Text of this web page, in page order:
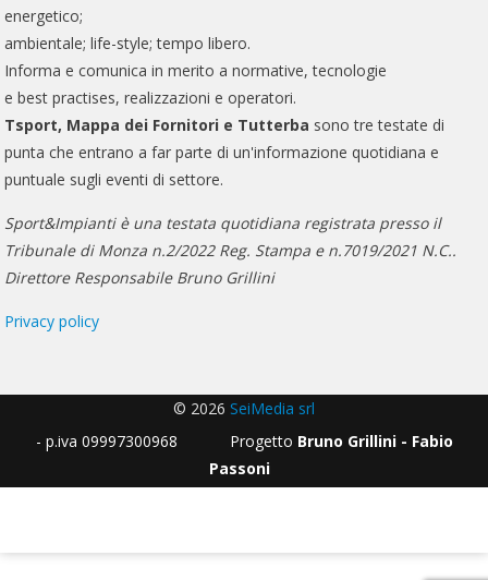
energetico;
ambientale; life-style; tempo libero.
Informa e comunica in merito a normative, tecnologie
e best practises, realizzazioni e operatori.
Tsport, Mappa dei Fornitori e Tutterba sono tre testate di
punta che entrano a far parte di un'informazione quotidiana e
puntuale sugli eventi di settore.
Sport&Impianti è una testata quotidiana registrata presso il
Tribunale di Monza n.2/2022 Reg. Stampa e n.7019/2021 N.C..
Direttore Responsabile Bruno Grillini
Privacy policy
© 2026 SeiMedia srl
- p.iva 09997300968 Progetto Bruno Grillini - Fabio
Passoni